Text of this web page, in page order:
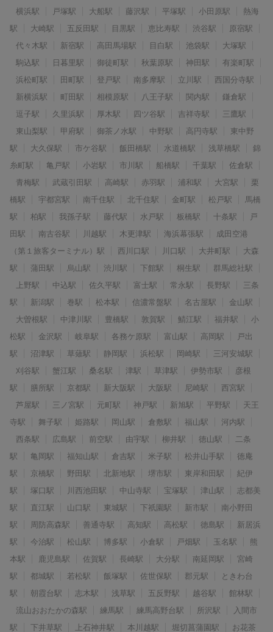
横浜駅
戸塚駅 大船駅 藤沢駅 平塚駅 小田原駅
熱海
駅
大崎駅 五反田駅 目黒駅 恵比寿駅 渋谷駅
原宿駅
代々木駅
新宿駅 高田馬場駅 目白駅 池袋駅
大塚駅
駒込駅
日暮里駅 御徒町駅 秋葉原駅 神田駅
有楽町駅
浜松町駅
田町駅 登戸駅 南多摩駅 立川駅
西国分寺駅
新横浜駅
町田駅 相模原駅 八王子駅 関内駅
鎌倉駅
逗子駅
久里浜駅 厚木駅 四ツ谷駅 吉祥寺駅
三鷹駅
東山梨駅
甲府駅 御茶ノ水駅 中野駅 高円寺駅
東中野
駅
大久保駅 市ケ谷駅 飯田橋駅 水道橋駅 浅草橋駅
錦
糸町駅
亀戸駅 小岩駅 市川駅 船橋駅 千葉駅
佐倉駅
青梅駅
武蔵引田駅 高崎駅 赤羽駅 浦和駅 大宮駅
栗
橋駅
宇都宮駅 南千住駅 北千住駅 金町駅 松戸駅
馬橋
駅
柏駅 我孫子駅 藤代駅 水戸駅 板橋駅 十条駅
戸
田駅
南古谷駅 川越駅 木更津駅 海浜幕張駅
成田空港
（第１旅客ターミナル）駅
西川口駅 川口駅 大井町駅
大森
駅
蒲田駅 烏山駅 渋川駅 下館駅 桐生駅
群馬総社駅
上野駅
中込駅 佐久平駅 富士駅 常永駅 長野駅
三条
駅
新潟駅 巻駅 松本駅 信濃常盤駅 名古屋駅
金山駅
大曽根駅
中津川駅 豊橋駅 敦賀駅 鯖江駅 福井駅
小
松駅
金沢駅 岐阜駅 各務ケ原駅 富山駅 高岡駅
戸出
駅
沼津駅 草薙駅 静岡駅 浜松駅 岡崎駅
三河安城駅
刈谷駅
蟹江駅 桑名駅 津駅 草津駅 伊勢市駅
彦根
駅
膳所駅 京都駅 新大阪駅 大阪駅 尼崎駅
西宮駅
芦屋駅
三ノ宮駅 元町駅 神戸駅 新旭駅 平野駅
天王
寺駅
舞子駅 姫路駅 岡山駅 倉敷駅 福山駅
河内駅
西条駅
広島駅 前空駅 由宇駅 柳井駅 徳山駅
二条
駅
亀岡駅 福知山駅 倉吉駅 米子駅 松井山手駅
徳庵
駅
京橋駅 野田駅 北新地駅 堺市駅 東岸和田駅
紀伊
駅
塚口駅 川西池田駅 中山寺駅 宝塚駅 津山駅
志都美
駅
直江駅 山口駅 東城駅 下祇園駅 新市駅
南小野田
駅
周防高森駅 善通寺駅 高知駅 高松駅 徳島駅
新居浜
駅
今治駅 松山駅 博多駅 小倉駅 戸畑駅 玉名駅
熊
本駅
鹿児島駅 佐賀駅 長崎駅 大分駅 南延岡駅
宮崎
駅
都城駅 若松駅 飯塚駅 佐世保駅 郡元駅
ときわ台
駅
朝霞台駅 志木駅 浅草駅 五反野駅 越谷駅
館林駅
流山おおたかの森駅
練馬駅 練馬高野台駅 所沢駅
入間市
駅
下井草駅 上石神井駅 本川越駅 堀切菖蒲園駅 お花茶